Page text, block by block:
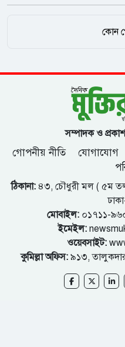
কোন
সম্পাদক ও
গোপনীয় নীতি যোগাযোগ
ঠিকানা:৪৩, চৌধুরী মল ( ৫ম তলা
মোবাইল:০১৭১১-
ইমেইল:
ওয়েবসাইট:
কুমিল্লা অফিস: ৯১৩, তালুকদার